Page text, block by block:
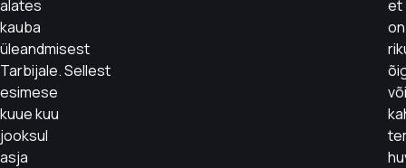
alates
kauba
üleandmisest
Tarbijale. Sellest
esimese
kuue kuu
jooksul
asja
et
on
või